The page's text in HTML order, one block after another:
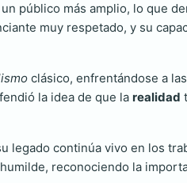
público más amplio, lo que
muy respetado, y su
clásico, enfrentándose a
la idea de que la realidad
legado continúa vivo en los
reconociendo la